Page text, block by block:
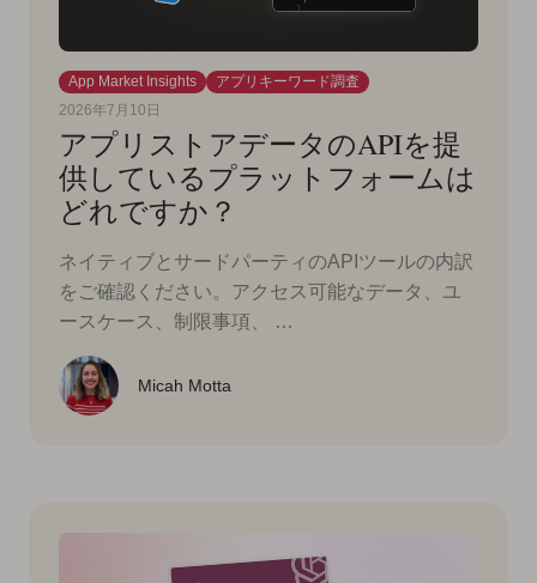
App Market Insights
アプリキーワード調査
2026年7月10日
アプリストアデータのAPIを提
供しているプラットフォームは
どれですか？
ネイティブとサードパーティのAPIツールの内訳
をご確認ください。アクセス可能なデータ、ユ
ースケース、制限事項、 …
Micah Motta